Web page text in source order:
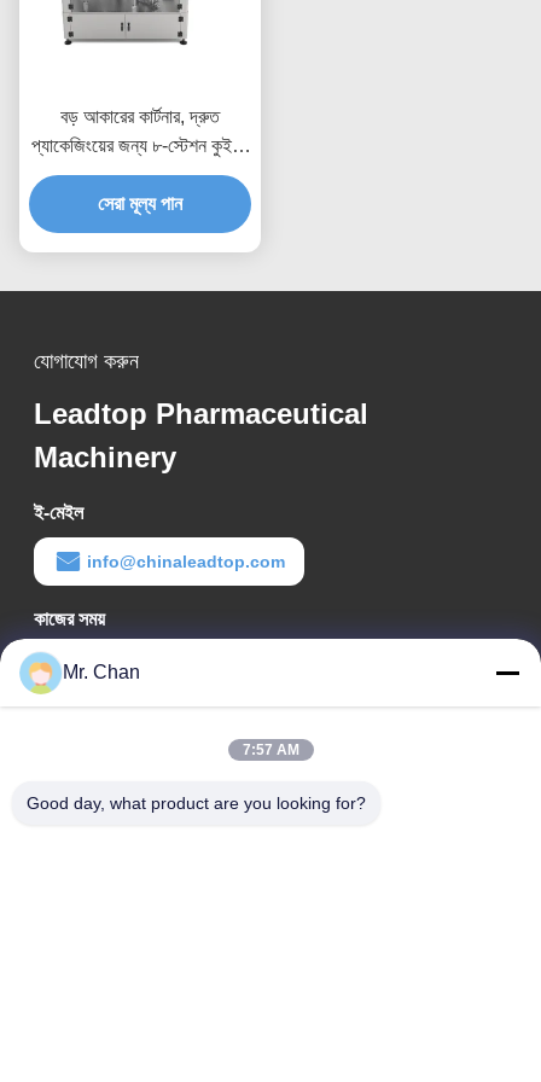
বড় আকারের কার্টনার, দ্রুত
প্যাকেজিংয়ের জন্য ৮-স্টেশন কুইক-
চেঞ্জ সিস্টেম সহ, যা ২০০x১৩০মিমি
পর্যন্ত বড় বাক্সগুলির জন্য উপযুক্ত
সেরা মূল্য পান
যোগাযোগ করুন
Leadtop Pharmaceutical
Machinery
ই-মেইল
info@chinaleadtop.com
কাজের সময়
8:30-22:30
আমাদের ঠিকানা
Mr. Chan
7:57 AM
Good day, what product are you looking for?